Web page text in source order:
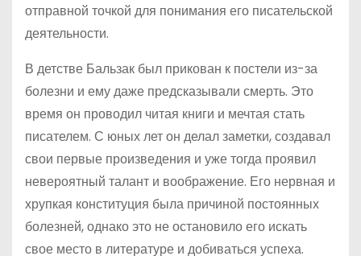
отправной точкой для понимания его писательской
деятельности.
В детстве Бальзак был прикован к постели из-за
болезни и ему даже предсказывали смерть. Это
время он проводил читая книги и мечтая стать
писателем. С юных лет он делал заметки, создавал
свои первые произведения и уже тогда проявил
невероятный талант и воображение. Его нервная и
хрупкая конституция была причиной постоянных
болезней, однако это не остановило его искать
свое место в литературе и добиваться успеха.